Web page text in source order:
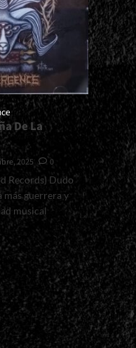
De La
2025
0
Records) Dudo
más guerrera y
musical